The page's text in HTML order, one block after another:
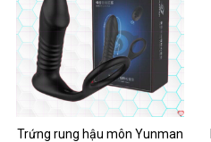
Trứng rung hậu môn Yunman